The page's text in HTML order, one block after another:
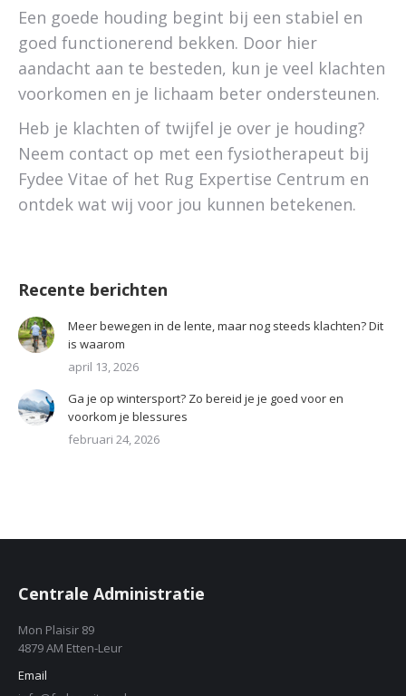
Een goede houding begint bij een stabiel en
goed functionerend bekken. Door hier
aandacht aan te besteden, kun je veel klachten
voorkomen en je lichaam beter ondersteunen.
Heb je klachten of twijfel je over je houding?
Neem contact op met een fysiotherapeut bij
Fydee Vitae of het Rug Expertise Centrum en
ontdek wat wij voor jou kunnen betekenen.
Recente berichten
Meer bewegen in de lente, maar nog steeds klachten? Dit
is waarom
april 13, 2026
Ga je op wintersport? Zo bereid je je goed voor en
voorkom je blessures
februari 24, 2026
Centrale Administratie
Mon Plaisir 89
4879 AM Etten-Leur
Email